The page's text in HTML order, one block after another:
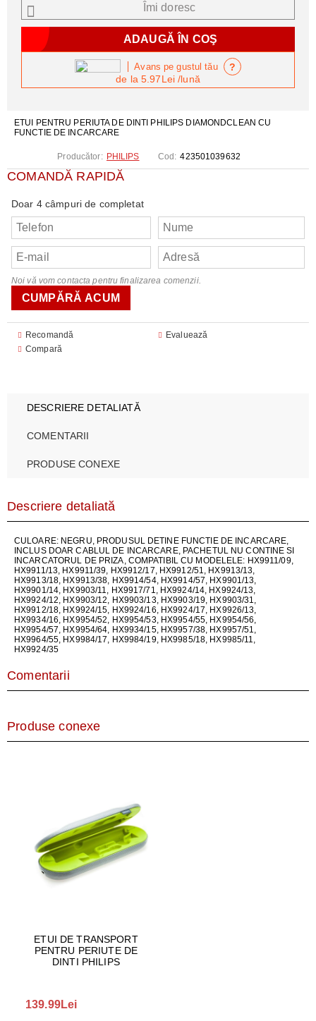
ETUI PENTRU PERIUTA DE DINTI PHILIPS DIAMONDCLEAN CU
FUNCTIE DE INCARCARE
Producător: PHILIPS Cod: 423501039632
COMANDĂ RAPIDĂ
Doar 4 câmpuri de completat
Noi vă vom contacta pentru finalizarea comenzii.
Recomandă
Evaluează
Compară
Îmi doresc
de la 5.97Lei/lună
Avans pe gustul tău ?
DESCRIERE DETALIATĂ
COMENTARII
PRODUSE CONEXE
Descriere detaliată
CULOARE: NEGRU, PRODUSUL DETINE FUNCTIE DE INCARCARE,
INCLUS DOAR CABLUL DE INCARCARE, PACHETUL NU CONTINE SI
INCARCATORUL DE PRIZA, COMPATIBIL CU MODELELE: HX9911/09,
HX9911/13, HX9911/39, HX9912/17, HX9912/51, HX9913/13,
HX9913/18, HX9913/38, HX9914/54, HX9914/57, HX9901/13,
HX9901/14, HX9903/11, HX9917/71, HX9924/14, HX9924/13,
HX9924/12, HX9903/12, HX9903/13, HX9903/19, HX9903/31,
HX9912/18, HX9924/15, HX9924/16, HX9924/17, HX9926/13,
HX9934/16, HX9954/52, HX9954/53, HX9954/55, HX9954/56,
HX9954/57, HX9954/64, HX9934/15, HX9957/38, HX9957/51,
HX9964/55, HX9984/17, HX9984/19, HX9985/18, HX9985/11,
HX9924/35
Comentarii
Produse conexe
ETUI DE TRANSPORT
PENTRU PERIUTE DE
DINTI PHILIPS
139.99Lei